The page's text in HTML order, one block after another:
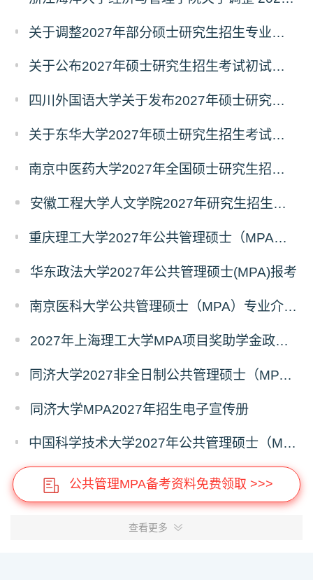
关于调整2027年部分硕士研究生招生专业初试考试科目的公告（持续更新中）
关于公布2027年硕士研究生招生考试初试自命题科目考试大纲的通知
四川外国语大学关于发布2027年硕士研究生招生考试自命题科目大纲的公告
关于东华大学2027年硕士研究生招生考试（初试）招生目录拟调整公告（一）
南京中医药大学2027年全国硕士研究生招生考试初试自命题科目考试内容及参考书目
安徽工程大学人文学院2027年研究生招生简章
重庆理工大学2027年公共管理硕士（MPA）专业学位研究生（双证）报考
华东政法大学2027年公共管理硕士(MPA)报考
南京医科大学公共管理硕士（MPA）专业介绍（2027年）
2027年上海理工大学MPA项目奖助学金政策发布
同济大学2027非全日制公共管理硕士（MPA）奖学金方案
同济大学MPA2027年招生电子宣传册
中国科学技术大学2027年公共管理硕士（MPA）专业学位研究生招生通知
公共管理MPA备考资料免费领取 >>>
查看更多